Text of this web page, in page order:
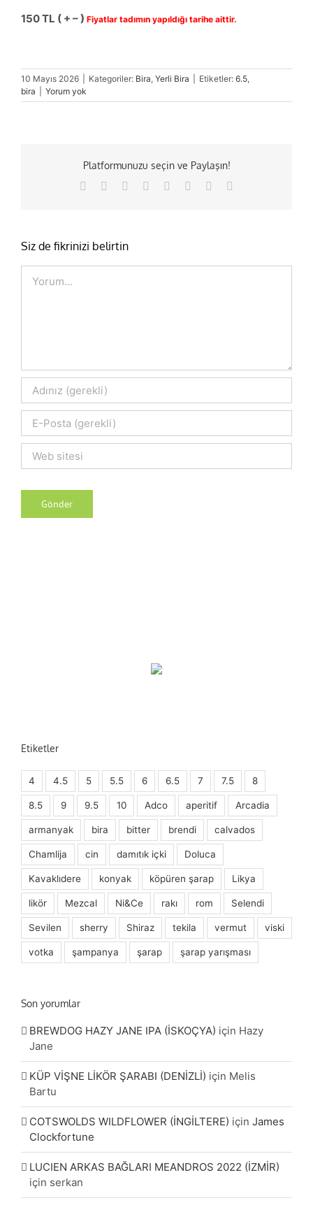
150 TL ( + – ) Fiyatlar tadımın yapıldığı tarihe aittir.
10 Mayıs 2026 Kategoriler: Bira, Yerli Bira Etiketler: 6.5,
bira
Yorum yok
Platformunuzu seçin ve Paylaşın!
Facebook Reddit LinkedIn
TumblrPinterest
Siz de fikrinizi belirtin
Etiketler
4 4.5 5 5.5 6 6.5 7 7.5 8
8.5 9 9.5 10 Adco aperitif Arcadia
armanyak bira bitter brendi calvados
Chamlija cin damıtık içki Doluca
Kavaklıdere konyak köpüren şarap Likya
likör Mezcal Ni&Ce rakı rom Selendi
Sevilen sherry Shiraz tekila vermut viski
votka şampanya şarap şarap yarışması
Son yorumlar
BREWDOG HAZY JANE IPA (İSKOÇYA) için Hazy
Jane
KÜP VİŞNE LİKÖR ŞARABI (DENİZLİ) için Melis
Bartu
COTSWOLDS WILDFLOWER (İNGİLTERE) için James
Clockfortune
LUCIEN ARKAS BAĞLARI MEANDROS 2022 (İZMİR)
için serkan